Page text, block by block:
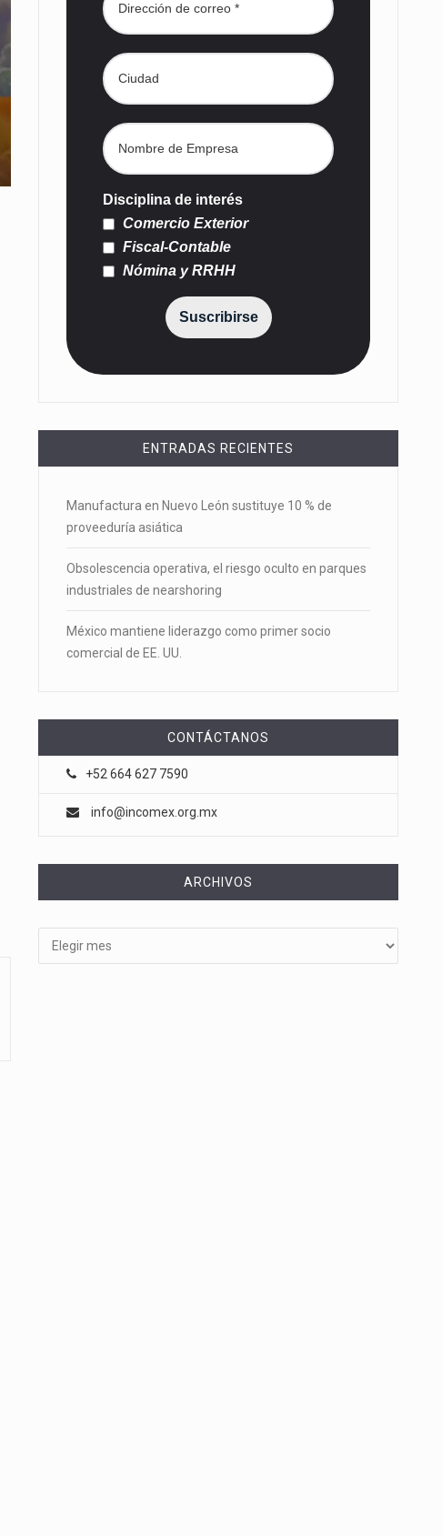
Disciplina de interés
Comercio Exterior
Fiscal-Contable
Nómina y RRHH
Suscribirse
ENTRADAS RECIENTES
Manufactura en Nuevo León sustituye 10 % de
proveeduría asiática
Obsolescencia operativa, el riesgo oculto en parques
industriales de nearshoring
México mantiene liderazgo como primer socio
comercial de EE. UU.
CONTÁCTANOS
+52 664 627 7590
info@incomex.org.mx
ARCHIVOS